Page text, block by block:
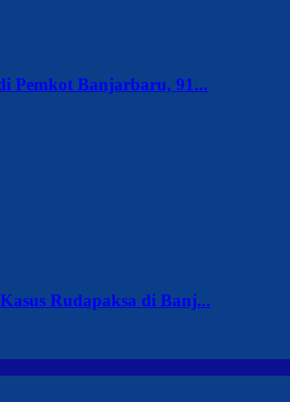
Pemkot Banjarbaru, 91...
Rudapaksa di Banj...